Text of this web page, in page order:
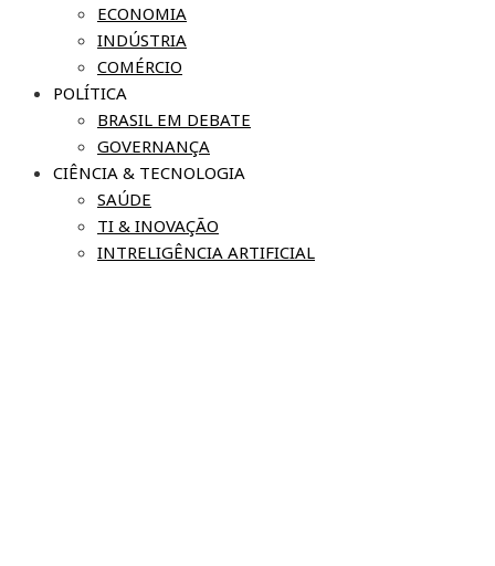
ECONOMIA
INDÚSTRIA
COMÉRCIO
POLÍTICA
BRASIL EM DEBATE
GOVERNANÇA
CIÊNCIA & TECNOLOGIA
SAÚDE
TI & INOVAÇÃO
INTRELIGÊNCIA ARTIFICIAL